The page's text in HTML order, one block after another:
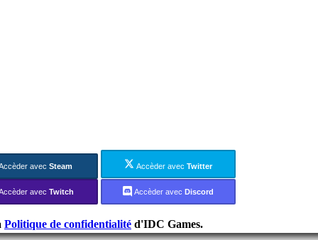
avec Steam Accèder avecTwitter
avec Twitch Accèder avec Discord
Politique de confidentialité d'IDC Games.